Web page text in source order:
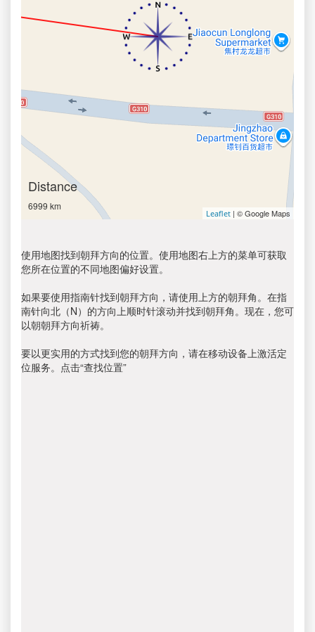
Distance
6999 km
Leaflet | © Google Maps
使用地图找到朝拜方向的位置。使用地图右上方的菜单可获取
您所在位置的不同地图偏好设置。
如果要使用指南针找到朝拜方向，请使用上方的朝拜角。在指
南针向北（N）的方向上顺时针滚动并找到朝拜角。现在，您可
以朝朝拜方向祈祷。
要以更实用的方式找到您的朝拜方向，请在移动设备上激活定
位服务。点击“查找位置”